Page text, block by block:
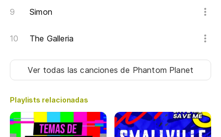
Simon
The Galleria
Ver todas las cancionesde Phantom Planet
Playlists relacionadas